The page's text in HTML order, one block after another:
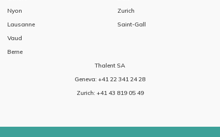
Nyon
Lausanne
Vaud
Berne
Zurich
Saint-Gall
Thalent SA
Geneva: +41 22 341 24 28
Zurich: +41 43 819 05 49